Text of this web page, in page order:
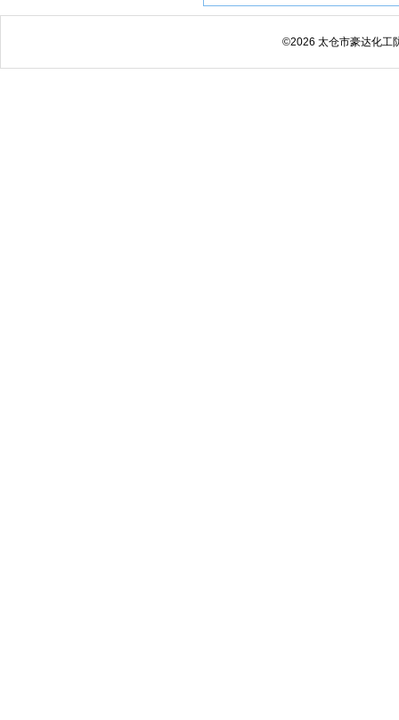
©2026 太仓市豪达化工